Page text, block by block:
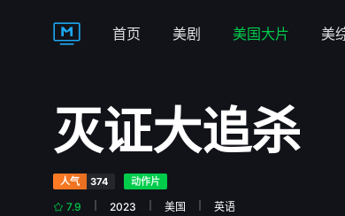
首页 美剧 美国大片 美
灭证大追杀
人气 374 动作片
7.9 2023 美国 英语